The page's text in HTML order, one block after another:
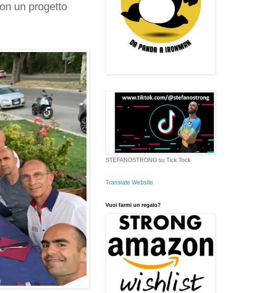
un progetto
STEFANOSTRONG su Tick Tock
Translate Website
Vuoi farmi un regalo?